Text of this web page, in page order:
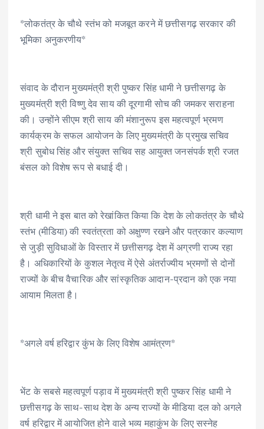
*लोकतंत्र के चौथे स्तंभ को मजबूत करने में छत्तीसगढ़ सरकार की
भूमिका अनुकरणीय*
संवाद के दौरान मुख्यमंत्री श्री पुष्कर सिंह धामी ने छत्तीसगढ़ के
मुख्यमंत्री श्री विष्णु देव साय की दूरगामी सोच की जमकर सराहना
की। उन्होंने सीएम श्री साय की मंशानुरूप इस महत्वपूर्ण भ्रमण
कार्यक्रम के सफल आयोजन के लिए मुख्यमंत्री के प्रमुख सचिव
श्री सुबोध सिंह और संयुक्त सचिव सह आयुक्त जनसंपर्क श्री रजत
बंसल को विशेष रूप से बधाई दी।
श्री धामी ने इस बात को रेखांकित किया कि देश के लोकतंत्र के चौथे
स्तंभ (मीडिया) की स्वतंत्रता को अक्षुण्ण रखने और पत्रकार कल्याण
से जुड़ी सुविधाओं के विस्तार में छत्तीसगढ़ देश में अग्रणी राज्य रहा
है। अधिकारियों के कुशल नेतृत्व में ऐसे अंतर्राज्यीय भ्रमणों से दोनों
राज्यों के बीच वैचारिक और सांस्कृतिक आदान-प्रदान को एक नया
आयाम मिलता है।
*अगले वर्ष हरिद्वार कुंभ के लिए विशेष आमंत्रण*
भेंट के सबसे महत्वपूर्ण पड़ाव में मुख्यमंत्री श्री पुष्कर सिंह धामी ने
छत्तीसगढ़ के साथ-साथ देश के अन्य राज्यों के मीडिया दल को अगले
वर्ष हरिद्वार में आयोजित होने वाले भव्य महाकुंभ के लिए सस्नेह